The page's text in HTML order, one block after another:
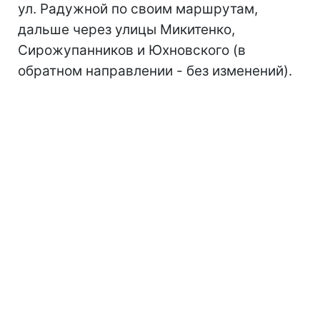
ул. Радужной по своим маршрутам,
дальше через улицы Микитенко,
Сирожупанников и Юхновского (в
обратном направлении - без изменений).